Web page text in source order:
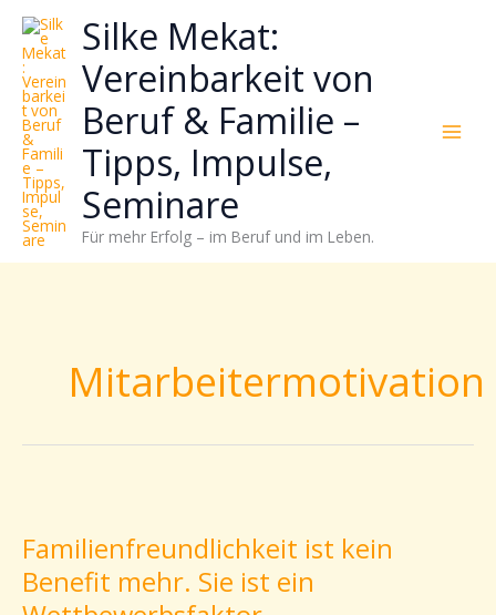
Zum
Inhalt
springen
Silke Mekat:
Vereinbarkeit von
Beruf & Familie –
Tipps, Impulse,
Seminare
Für mehr Erfolg – im Beruf und im Leben.
Mitarbeitermotivation
Familienfreundlichkeit ist kein
Benefit mehr. Sie ist ein
kein
Benefit
mehr.
wie
sich
Stress
reduzieren
Energie
gezielter
einsetzen
lässt?
Einfach